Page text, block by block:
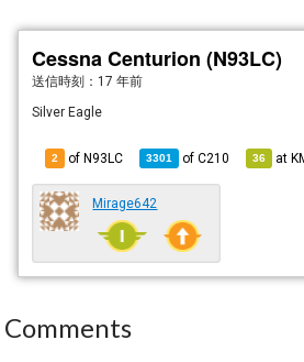
Cessna Centurion (N93LC)
送信時刻： 17 年前
Silver Eagle
2 of N93LC 3301 ofC210 36 at
Mirage642
Comments